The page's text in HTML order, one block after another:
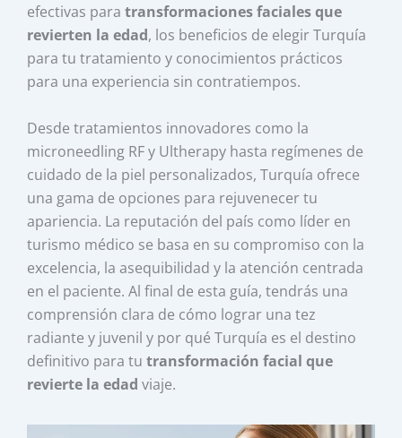
efectivas paratransformaciones faciales que
revierten la edad, los beneficios de elegir Turquía
para tu tratamiento y conocimientos prácticos
para una experiencia sin contratiempos.
Desde tratamientos innovadores como la
microneedling RF y Ultherapy hasta regímenes de
cuidado de la piel personalizados, Turquía ofrece
una gama de opciones para rejuvenecer tu
apariencia. La reputación del país como líder en
turismo médico se basa en su compromiso con la
excelencia, la asequibilidad y la atención centrada
en el paciente. Al final de esta guía, tendrás una
comprensión clara de cómo lograr una tez
radiante y juvenil y por qué Turquía es el destino
definitivo para tutransformación facial que
revierte la edad viaje.